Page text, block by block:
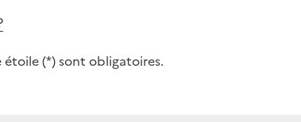
étoile (*) sont obligatoires.